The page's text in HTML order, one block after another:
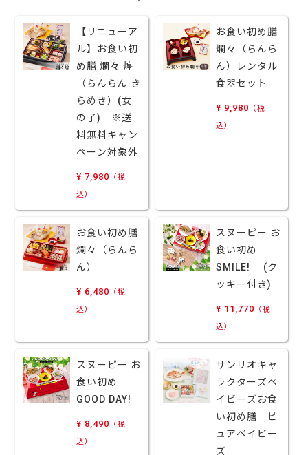
【リニューア
ル】お食い初
め膳 爛々 煌
（らんらん き
らめき）(女
の子) ※送
料無料キャン
ペーン対象外
¥ 7,980 （税
込）
お食い初め膳
爛々（らんら
ん）レンタル
食器セット
¥ 9,980 （税
込）
お食い初め膳
爛々（らんら
ん）
¥ 6,480 （税
込）
スヌーピー お
食い初め
SMILE! (ク
ッキー付き)
¥ 11,770 （税
込）
スヌーピー お
食い初め
GOOD DAY!
¥ 8,490 （税
込）
サンリオキャ
ラクターズベ
イビーズお食
い初め膳 ピ
ュアベイビー
ズ